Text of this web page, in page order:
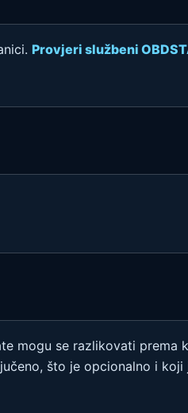
Provjeri službeni
mogu se razlikovati prema
što je opcionalno i